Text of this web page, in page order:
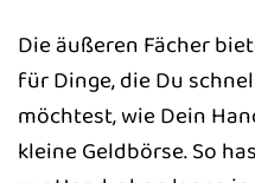
Die äußeren Fächer
für Dinge, die Du
möchtest, wie Dein
kleine Geldbörse. So